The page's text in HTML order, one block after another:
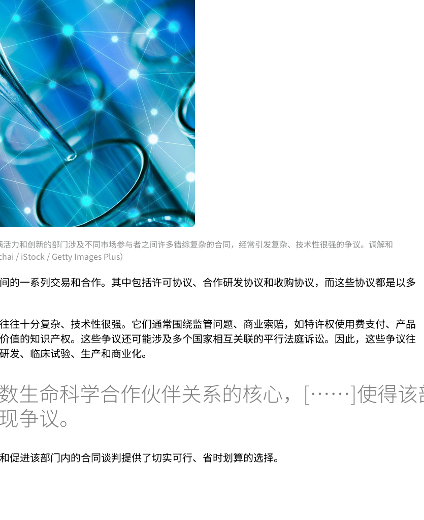
力和创新的部门涉及不同市场参与者之间许多错综复杂的合同，经常引发复杂、技术性很强的争议。调解和
/ iStock / Getty Images Plus）
的一系列交易和合作。其中包括许可协议、合作研发协议和收购协议，而这些协议都是以多
往十分复杂、技术性很强。它们通常围绕监管问题、商业索赔，如特许权使用费支付、产品
值的知识产权。这些争议还可能涉及多个国家相互关联的平行法庭诉讼。因此，这些争议往
、临床试验、生产和商业化。
生命科学合作伙伴关系的核心，[……]使得该
争议。
进该部门内的合同谈判提供了切实可行、省时划算的选择。